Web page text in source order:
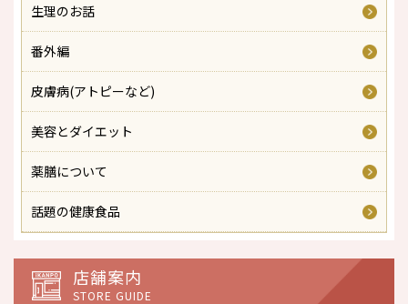
生理のお話
番外編
皮膚病(アトピーなど)
美容とダイエット
薬膳について
話題の健康食品
店舗案内
STORE GUIDE